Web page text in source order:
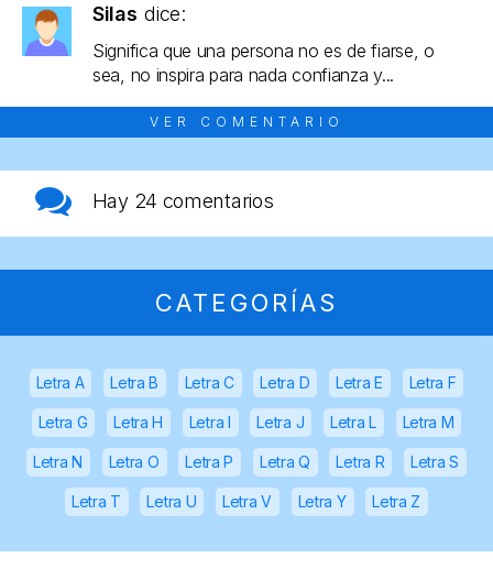
Silas dice:
Significa que una persona no es de fiarse, o
sea, no inspira para nada confianza y...
VER COMENTARIO
Hay 24 comentarios
CATEGORÍAS
Letra A Letra B Letra C Letra D Letra E Letra F
Letra G Letra H Letra I Letra J Letra L Letra M
Letra N Letra O Letra P Letra Q Letra R Letra S
Letra T Letra U Letra V Letra Y Letra Z